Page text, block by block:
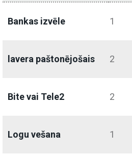
Bankas izvēle 1
lavera paštonējošais 2
Bite vai Tele2 2
Logu vešana 1